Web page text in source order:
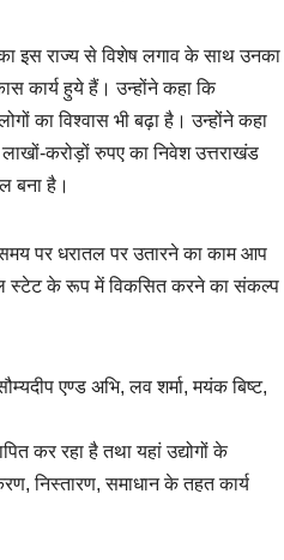
इस राज्य से विशेष लगाव के साथ उनका
कार्य हुये हैं। उन्होंने कहा कि
का विश्वास भी बढ़ा है। उन्होंने कहा
करोड़ों रुपए का निवेश उत्तराखंड
बना है।
पर धरातल पर उतारने का काम आप
स्टेट के रूप में विकसित करने का संकल्प
एण्ड अभि, लव शर्मा, मयंक बिष्ट,
कर रहा है तथा यहां उद्योगों के
निस्तारण, समाधान के तहत कार्य